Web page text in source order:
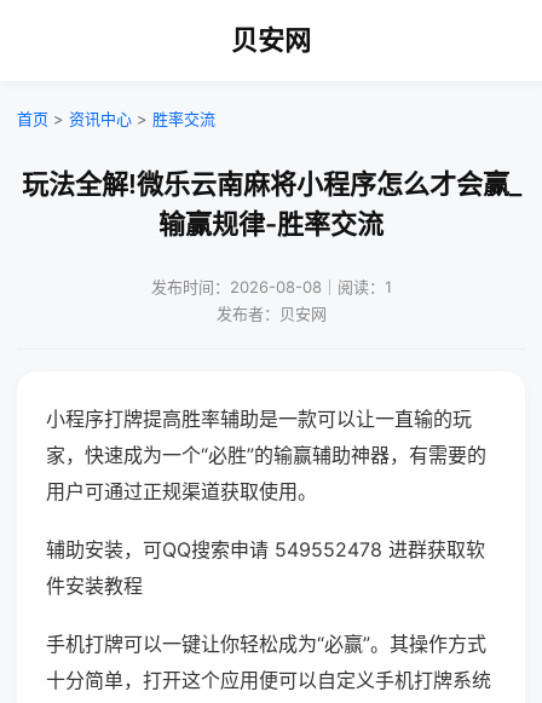
贝安网
首页 > 资讯中心 > 胜率交流
玩法全解!微乐云南麻将小程序怎么才会赢_
输赢规律-胜率交流
发布时间：2026-08-08｜阅读：1
发布者：贝安网
小程序打牌提高胜率辅助是一款可以让一直输的玩
家，快速成为一个“必胜”的输赢辅助神器，有需要的
用户可通过正规渠道获取使用。
辅助安装，可QQ搜索申请 549552478 进群获取软
件安装教程
手机打牌可以一键让你轻松成为“必赢”。其操作方式
十分简单，打开这个应用便可以自定义手机打牌系统